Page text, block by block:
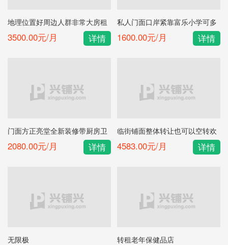
地理位置好周边人群非常大房租
便宜鼻渊堂鼻健康
3500.00元/月 详情
私人门面口岸紧靠富乐小学可多
种经营
1600.00元/月 详情
门面方正亮堂全新装修带厨房卫
生间
2080.00元/月 详情
临街铺面整体转让也可以空转欢
迎面议
4583.00元/月 详情
无限极 转租老年保健品店